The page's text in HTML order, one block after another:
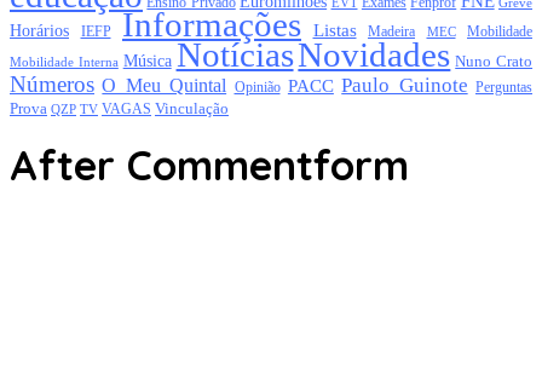
Horários IEFP Informações Listas Madeira MEC Mobilidade
Mobilidade Interna Música NotíciasNovidades Nuno Crato
Números O Meu Quintal Opinião PACC Paulo Guinote Perguntas
Prova QZP TV VAGAS Vinculação
After Commentform